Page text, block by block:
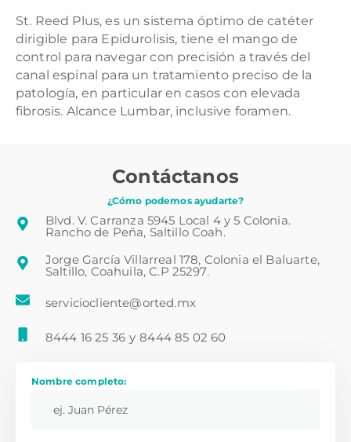
St. Reed Plus, es un sistema óptimo de catéter
dirigible para Epidurolisis, tiene el mango de
control para navegar con precisión a través del
canal espinal para un tratamiento preciso de la
patología, en particular en casos con elevada
fibrosis. Alcance Lumbar, inclusive foramen.
Contáctanos
¿Cómo podemos ayudarte?
Blvd. V. Carranza 5945 Local 4 y 5 Colonia.
Rancho de Peña, Saltillo Coah.
Jorge García Villarreal 178, Colonia el Baluarte,
Saltillo, Coahuila, C.P 25297.
serviciocliente@orted.mx
8444 16 25 36 y 8444 85 02 60
Nombre completo: